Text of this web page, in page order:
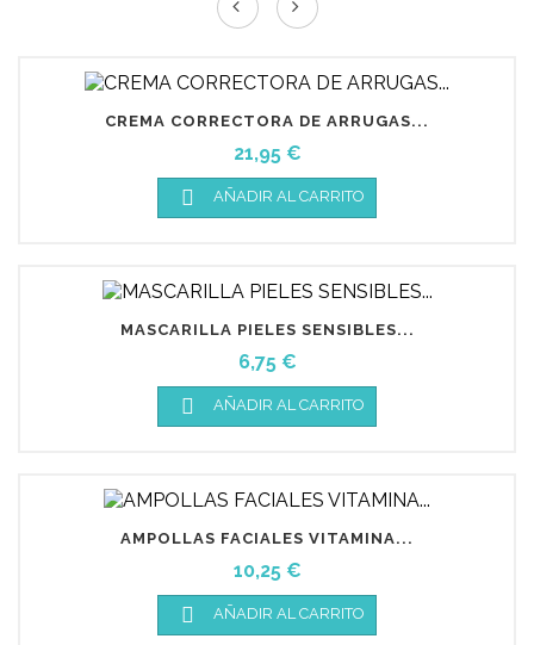
CREMA CORRECTORA DE ARRUGAS...
Precio
21,95 €
 AÑADIR AL CARRITO
MASCARILLA PIELES SENSIBLES...
Precio
6,75 €
 AÑADIR AL CARRITO
AMPOLLAS FACIALES VITAMINA...
Precio
10,25 €
 AÑADIR AL CARRITO